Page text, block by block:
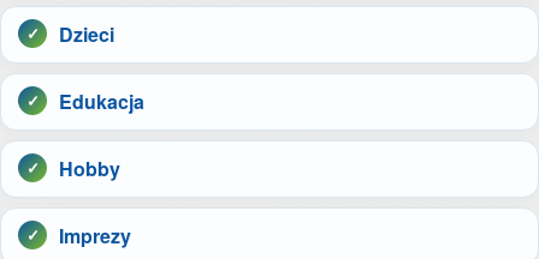
Dzieci
Edukacja
Hobby
Imprezy